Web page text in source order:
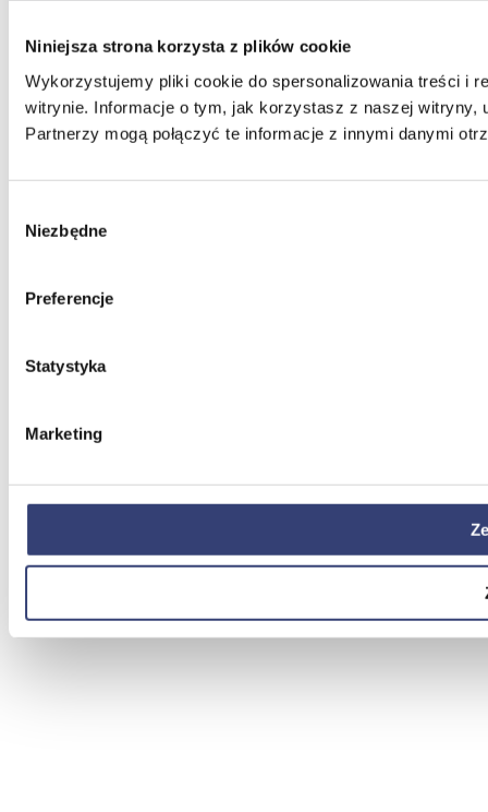
Niniejsza strona korzysta z plików cookie
Wykorzystujemy pliki cookie do spersonalizowania treści i
witrynie. Informacje o tym, jak korzystasz z naszej witryny,
Partnerzy mogą połączyć te informacje z innymi danymi
zgody
Niezbędne
Preferencje
Statystyka
Marketing